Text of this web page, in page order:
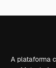
A plataforma